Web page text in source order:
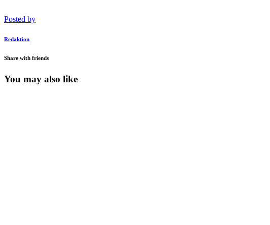
Posted by
Redaktion
Share with friends
You may also like